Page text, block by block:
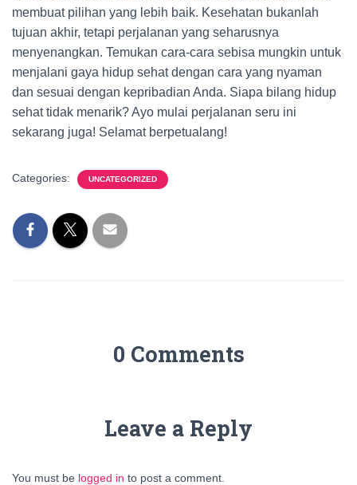
membuat pilihan yang lebih baik. Kesehatan bukanlah
tujuan akhir, tetapi perjalanan yang seharusnya
menyenangkan. Temukan cara-cara sebisa mungkin untuk
menjalani gaya hidup sehat dengan cara yang nyaman
dan sesuai dengan kepribadian Anda. Siapa bilang hidup
sehat tidak menarik? Ayo mulai perjalanan seru ini
sekarang juga! Selamat berpetualang!
Categories: UNCATEGORIZED
0 Comments
Leave a Reply
You must be logged in to post a comment.